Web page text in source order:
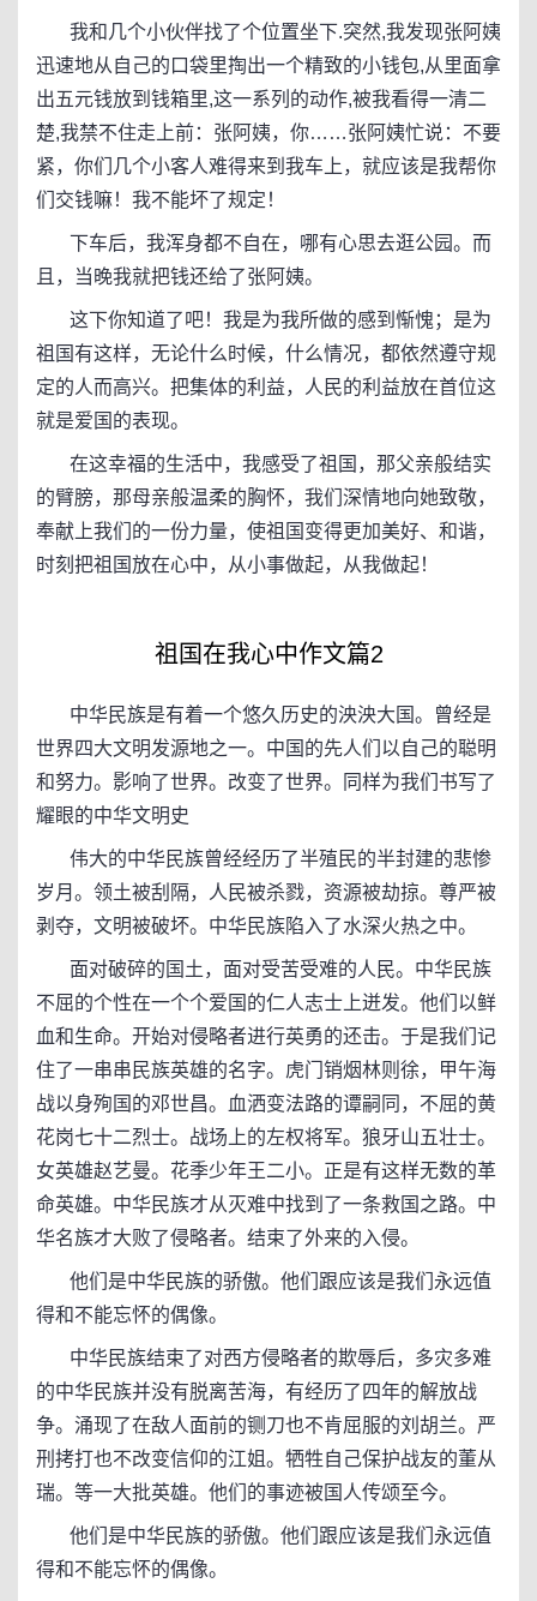
我和几个小伙伴找了个位置坐下.突然,我发现张阿姨
迅速地从自己的口袋里掏出一个精致的小钱包,从里面拿
出五元钱放到钱箱里,这一系列的动作,被我看得一清二
楚,我禁不住走上前：张阿姨，你……张阿姨忙说：不要
紧，你们几个小客人难得来到我车上，就应该是我帮你
们交钱嘛！我不能坏了规定！
下车后，我浑身都不自在，哪有心思去逛公园。而
且，当晚我就把钱还给了张阿姨。
这下你知道了吧！我是为我所做的感到惭愧；是为
祖国有这样，无论什么时候，什么情况，都依然遵守规
定的人而高兴。把集体的利益，人民的利益放在首位这
就是爱国的表现。
在这幸福的生活中，我感受了祖国，那父亲般结实
的臂膀，那母亲般温柔的胸怀，我们深情地向她致敬，
奉献上我们的一份力量，使祖国变得更加美好、和谐，
时刻把祖国放在心中，从小事做起，从我做起！
祖国在我心中作文篇2
中华民族是有着一个悠久历史的泱泱大国。曾经是
世界四大文明发源地之一。中国的先人们以自己的聪明
和努力。影响了世界。改变了世界。同样为我们书写了
耀眼的中华文明史
伟大的中华民族曾经经历了半殖民的半封建的悲惨
岁月。领土被刮隔，人民被杀戮，资源被劫掠。尊严被
剥夺，文明被破坏。中华民族陷入了水深火热之中。
面对破碎的国土，面对受苦受难的人民。中华民族
不屈的个性在一个个爱国的仁人志士上迸发。他们以鲜
血和生命。开始对侵略者进行英勇的还击。于是我们记
住了一串串民族英雄的名字。虎门销烟林则徐，甲午海
战以身殉国的邓世昌。血洒变法路的谭嗣同，不屈的黄
花岗七十二烈士。战场上的左权将军。狼牙山五壮士。
女英雄赵艺曼。花季少年王二小。正是有这样无数的革
命英雄。中华民族才从灭难中找到了一条救国之路。中
华名族才大败了侵略者。结束了外来的入侵。
他们是中华民族的骄傲。他们跟应该是我们永远值
得和不能忘怀的偶像。
中华民族结束了对西方侵略者的欺辱后，多灾多难
的中华民族并没有脱离苦海，有经历了四年的解放战
争。涌现了在敌人面前的铡刀也不肯屈服的刘胡兰。严
刑拷打也不改变信仰的江姐。牺牲自己保护战友的董从
瑞。等一大批英雄。他们的事迹被国人传颂至今。
他们是中华民族的骄傲。他们跟应该是我们永远值
得和不能忘怀的偶像。